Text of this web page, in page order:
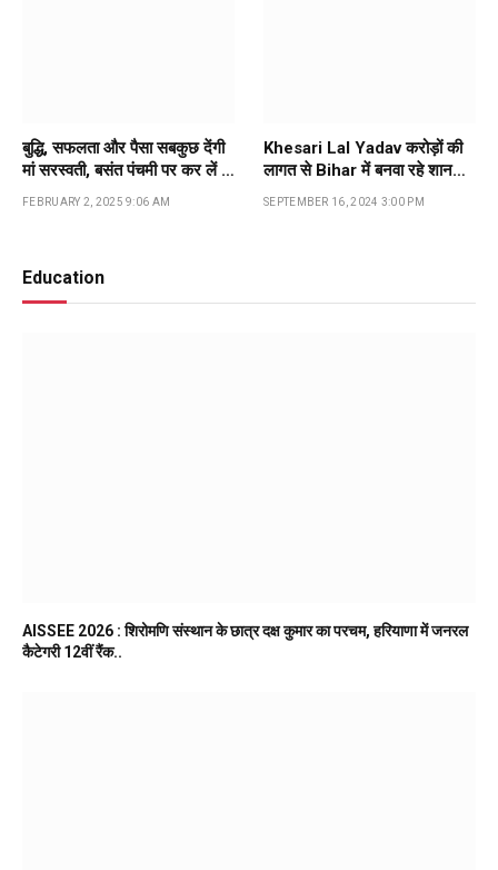
बुद्धि, सफलता और पैसा सबकुछ देंगी
मां सरस्‍वती, बसंत पंचमी पर कर लें ये
काम…
FEBRUARY 2, 2025 9:06 AM
Khesari Lal Yadav करोड़ों की
लागत से Bihar में बनवा रहे शानदार
बंगला, अपने पिता को करेंगे गिफ्ट…
SEPTEMBER 16, 2024 3:00 PM
Education
AISSEE 2026 : शिरोमणि संस्थान के छात्र दक्ष कुमार का परचम, हरियाणा में जनरल
कैटेगरी 12वीं रैंक..